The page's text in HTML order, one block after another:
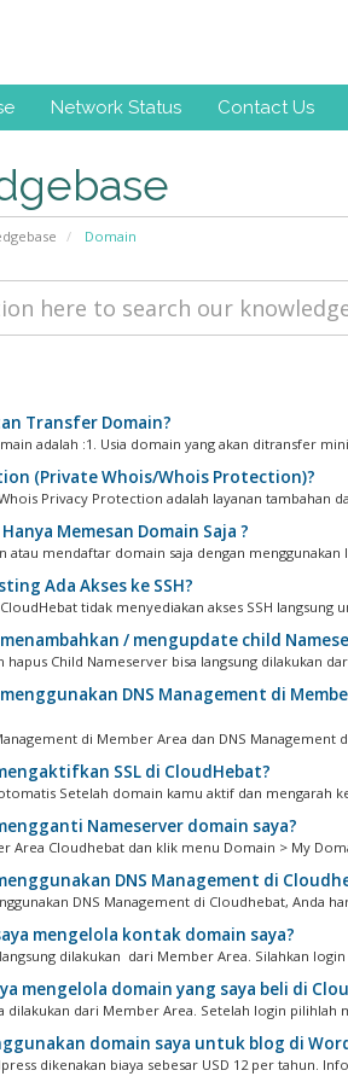
Network Status Contact Us
Domain
Transfer Domain?
adalah :1. Usia domain yang akan ditransfer
(Private Whois/Whois Protection)?
Privacy Protection adalah layanan tambahan
Memesan Domain Saja ?
atau mendaftar domain saja dengan menggunakan
Ada Akses ke SSH?
tidak menyediakan akses SSH langsung
/ mengupdate child
hapus Child Nameserver bisa langsung dilakukan
DNS Management di
di Member Area dan DNS Management
SSL di CloudHebat?
Setelah domain kamu aktif dan mengarah
Nameserver domain saya?
Area Cloudhebat dan klik menu Domain > My
DNS Management di
DNS Management di Cloudhebat, Anda
mengelola kontak domain saya?
dilakukan dari Member Area. Silahkan
mengelola domain yang saya beli di
dilakukan dari Member Area. Setelah login pilihlah
domain saya untuk blog di
dikenakan biaya sebesar USD 12 per tahun.